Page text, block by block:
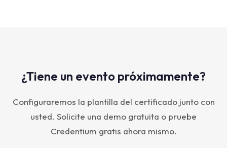
¿Tiene un evento próximamente?
Configuraremos la plantilla del certificado junto con
usted. Solicite una demo gratuita o pruebe
Credentium gratis ahora mismo.